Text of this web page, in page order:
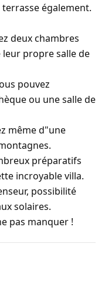
terrasse également.
deux chambres
leur propre salle de
pouvez
ou une salle de
même d"une
préparatifs
incroyable villa.
possibilité
solaires.
pas manquer !